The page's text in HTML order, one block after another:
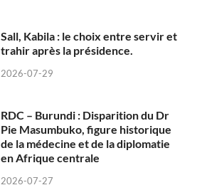
Sall, Kabila : le choix entre servir et
trahir après la présidence.
2026-07-29
RDC – Burundi : Disparition du Dr
Pie Masumbuko, figure historique
de la médecine et de la diplomatie
en Afrique centrale
2026-07-27